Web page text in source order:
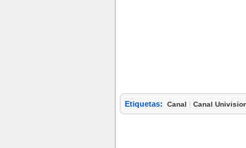
Etiquetas: Canal | Canal